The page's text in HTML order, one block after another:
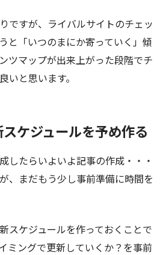
ですが、ライバルサイトのチェッ
と「いつのまにか寄っていく」傾
ツマップが出来上がった段階でチ
いと思います。
ケジュールを予め作る
したらいよいよ記事の作成・・・
、まだもう少し事前準備に時間を
スケジュールを作っておくことで
ミングで更新していくか？を事前